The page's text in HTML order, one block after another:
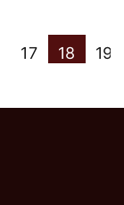
17 18 19